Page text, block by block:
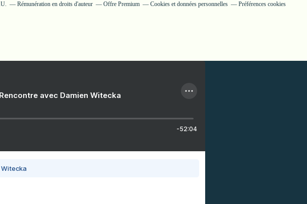
Rémunération en droits d'auteur Offre Premium Cookies et données personnelles Préférences cookies
avec Damien Witecka
-52:04